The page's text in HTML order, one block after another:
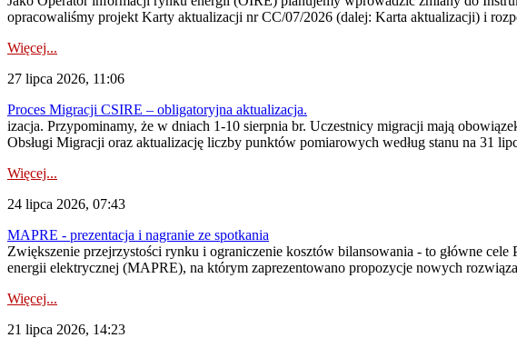
opracowaliśmy projekt Karty aktualizacji nr CC/07/2026 (dalej: Karta aktualizacji) i
Więcej...
27 lipca 2026, 11:06
Proces Migracji CSIRE – obligatoryjna aktualizacja.
izacja. Przypominamy, że w dniach 1-10 sierpnia br. Uczestnicy migracji mają
Obsługi Migracji oraz aktualizację liczby punktów pomiarowych według stanu na 31
Więcej...
24 lipca 2026, 07:43
MAPRE - prezentacja i nagranie ze spotkania
Zwiększenie przejrzystości rynku i ograniczenie kosztów bilansowania - to główne
energii elektrycznej (MAPRE), na którym zaprezentowano propozycje nowych
Więcej...
21 lipca 2026, 14:23